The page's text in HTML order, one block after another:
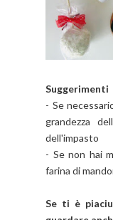
Suggerimenti
- Se
grandezza
dell'impasto
- Se non hai
farina di
Se ti è